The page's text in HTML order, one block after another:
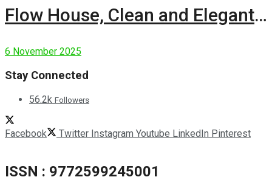
Flow House, Clean and Elegant
6 November 2025
Stay Connected
56.2k Followers
Facebook Twitter Instagram Youtube LinkedIn Pinterest
ISSN : 9772599245001